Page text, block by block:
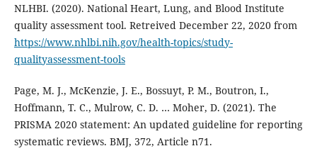
NLHBI. (2020). National Heart, Lung, and Blood Institute
quality assessment tool. Retreived December 22, 2020 from
https://www.nhlbi.nih.gov/health-topics/study-
qualityassessment-tools
Page, M. J., McKenzie, J. E., Bossuyt, P. M., Boutron, I.,
Hoffmann, T. C., Mulrow, C. D. … Moher, D. (2021). The
PRISMA 2020 statement: An updated guideline for reporting
systematic reviews. BMJ, 372, Article n71.